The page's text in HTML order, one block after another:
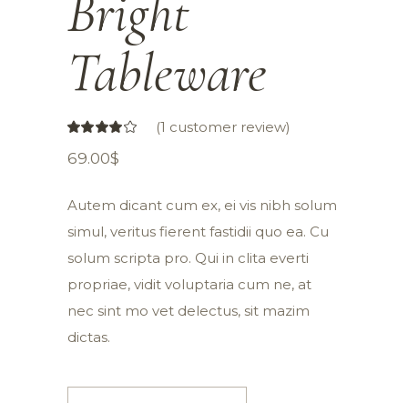
Tableware
(1 customer review)
69.00$
Autem dicant cum ex, ei vis nibh solum
simul, veritus fierent fastidii quo ea. Cu
solum scripta pro. Qui in clita everti
propriae, vidit voluptaria cum ne, at
nec sint mo vet delectus, sit mazim
dictas.
Bright Tableware quantity